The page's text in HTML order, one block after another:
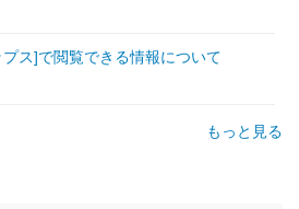
ス]で閲覧できる情報について
もっと見る